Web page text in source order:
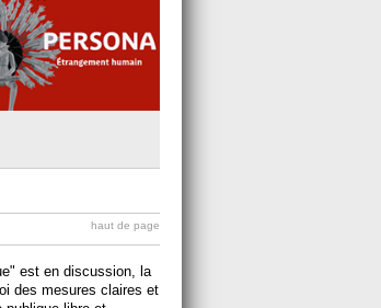
haut de page
est en discussion, la
des mesures claires et